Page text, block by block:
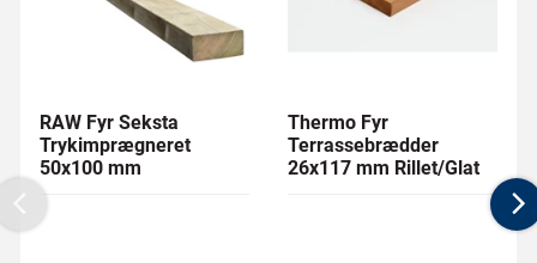
RAW Fyr Seksta
Trykimprægneret
50x100 mm
Thermo Fyr
Terrassebrædder
26x117 mm Rillet/Glat
Previous